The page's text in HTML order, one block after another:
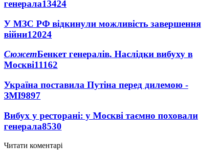
генерала13424
У МЗС РФ відкинули можливість завершення
війни12024
СюжетБенкет генералів. Наслідки вибуху в
Москві11162
Україна поставила Путіна перед дилемою -
ЗМІ9897
Вибух у ресторані: у Москві таємно поховали
генерала8530
Читати коментарі